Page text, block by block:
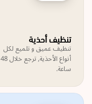
تنظيف أحذية
تنظيف عميق و تلميع لكل
أنواع الأحذية, ترجع خلال 48
ساعة.